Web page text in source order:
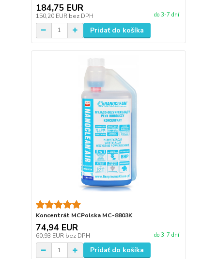
184,75 EUR
150,20 EUR bez DPH do 3-7 dní
Pridať do košíka
Koncentrát MCPolska MC-8803K
74,94 EUR
60,93 EUR bez DPH do 3-7 dní
Pridať do košíka